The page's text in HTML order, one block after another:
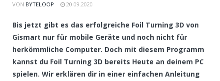
VON BYTELOOP 20.09.2020
Bis jetzt gibt es das erfolgreiche Foil Turning 3D von
Gismart nur für mobile Geräte und noch nicht für
herkömmliche Computer. Doch mit diesem Programm
kannst du Foil Turning 3D bereits Heute an deinem PC
spielen. Wir erklären dir in einer einfachen Anleitung